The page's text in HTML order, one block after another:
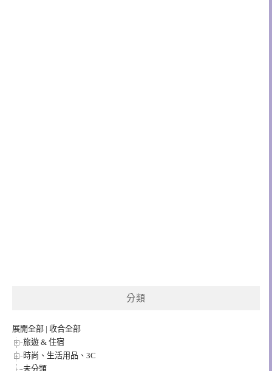
分類
展開全部 | 收合全部
旅遊 & 住宿
時尚、生活用品、3C
未分類